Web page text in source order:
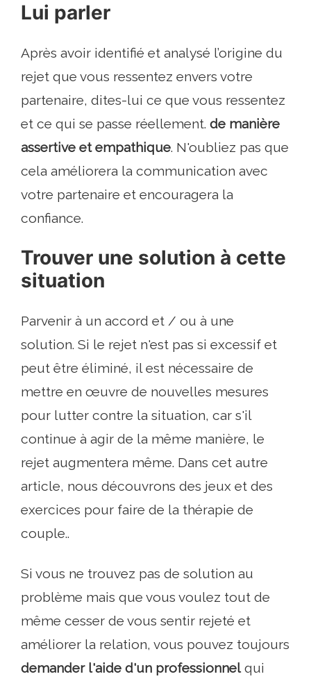
Lui parler
Après avoir identifié et analysé l’origine du
rejet que vous ressentez envers votre
partenaire, dites-lui ce que vous ressentez
et ce qui se passe réellement. de manière
assertive et empathique. N'oubliez pas que
cela améliorera la communication avec
votre partenaire et encouragera la
confiance.
Trouver une solution à cette
situation
Parvenir à un accord et / ou à une
solution. Si le rejet n'est pas si excessif et
peut être éliminé, il est nécessaire de
mettre en œuvre de nouvelles mesures
pour lutter contre la situation, car s'il
continue à agir de la même manière, le
rejet augmentera même. Dans cet autre
article, nous découvrons des jeux et des
exercices pour faire de la thérapie de
couple..
Si vous ne trouvez pas de solution au
problème mais que vous voulez tout de
même cesser de vous sentir rejeté et
améliorer la relation, vous pouvez toujours
demander l'aide d'un professionnelqui